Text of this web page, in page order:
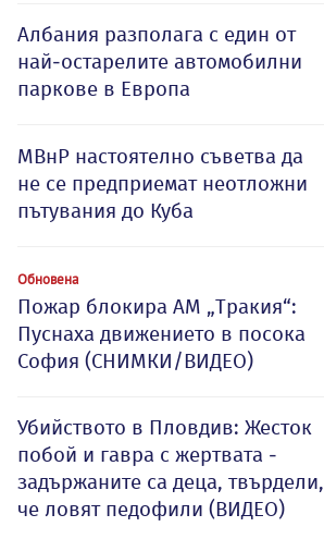
Албания разполага с един от
най-остарелите автомобилни
паркове в Европа
МВнР настоятелно съветва да
не се предприемат неотложни
пътувания до Куба
Обновена
Пожар блокира АМ „Тракия“:
Пуснаха движението в посока
София (СНИМКИ/ВИДЕО)
Убийството в Пловдив: Жесток
побой и гавра с жертвата -
задържаните са деца, твърдели,
че ловят педофили (ВИДЕО)